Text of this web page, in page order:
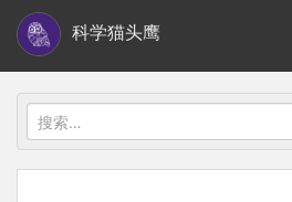
i
科学猫头鹰
搜
索：